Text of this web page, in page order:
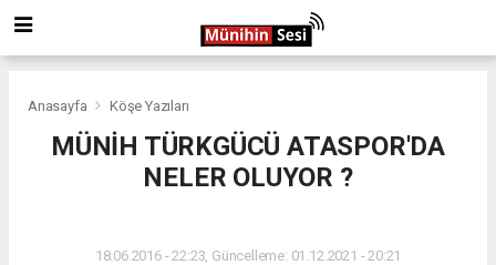
Anasayfa Köşe Yazıları
MÜNİH TÜRKGÜCÜ ATASPOR'DA
NELER OLUYOR ?
18.06.2016 - 22:23, Güncelleme: 01.12.2021 - 20:21